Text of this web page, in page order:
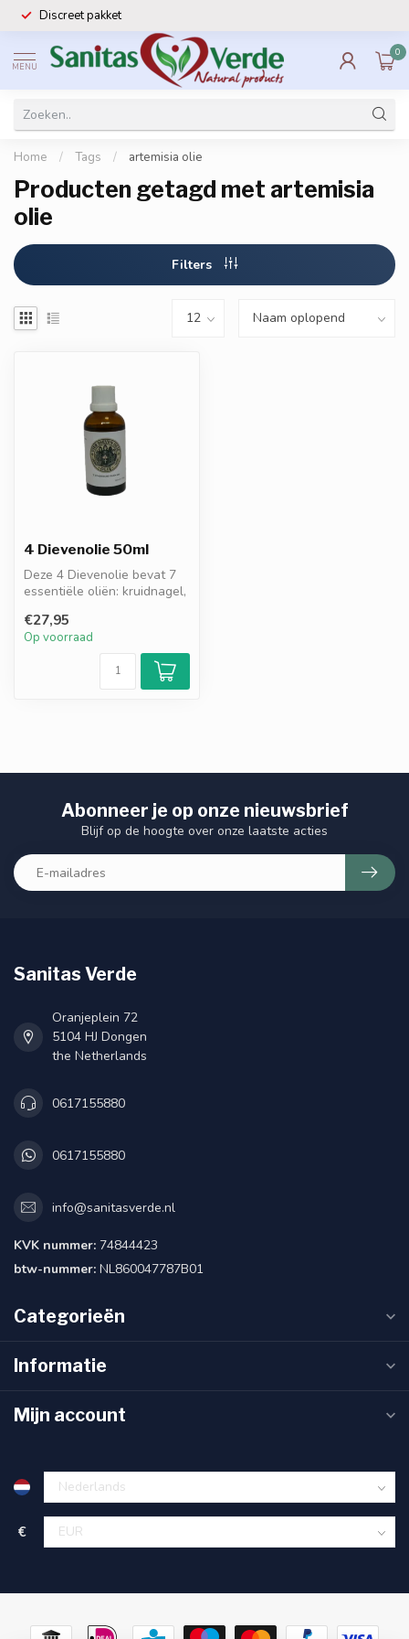
Discreet pakket
MENU
0
Home / Tags / artemisia olie
Producten getagd met artemisia
olie
Filters
4 Dievenolie 50ml
Deze 4 Dievenolie bevat 7
essentiële oliën: kruidnagel,
€27,95
Op voorraad
Abonneer je op onze nieuwsbrief
Blijf op de hoogte over onze laatste acties
Sanitas Verde
Oranjeplein 72
5104 HJ Dongen
the Netherlands
0617155880
0617155880
info@sanitasverde.nl
KVK nummer: 74844423
btw-nummer: NL860047787B01
Categorieën
Informatie
Mijn account
€